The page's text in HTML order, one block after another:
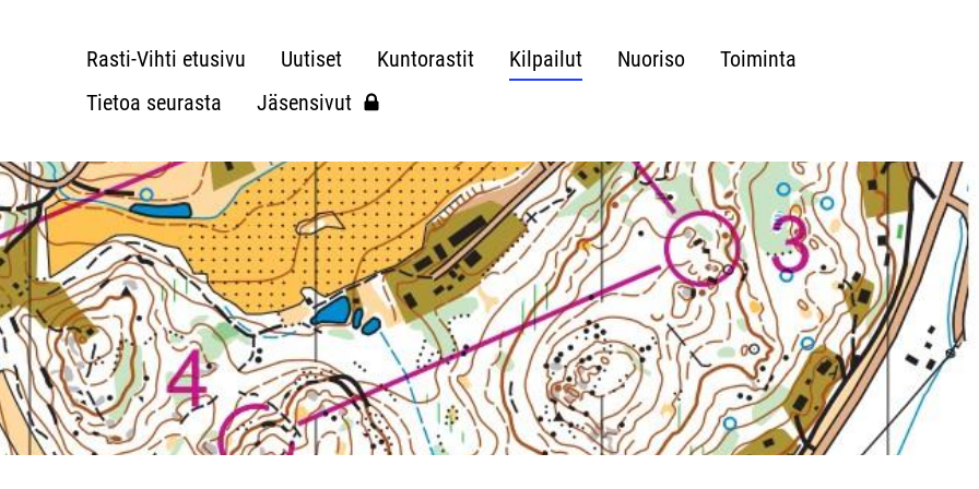
Rasti-Vihti etusivu Uutiset Kuntorastit Kilpailut Nuoriso
Toiminta
Tietoa seurasta
Jäsensivut